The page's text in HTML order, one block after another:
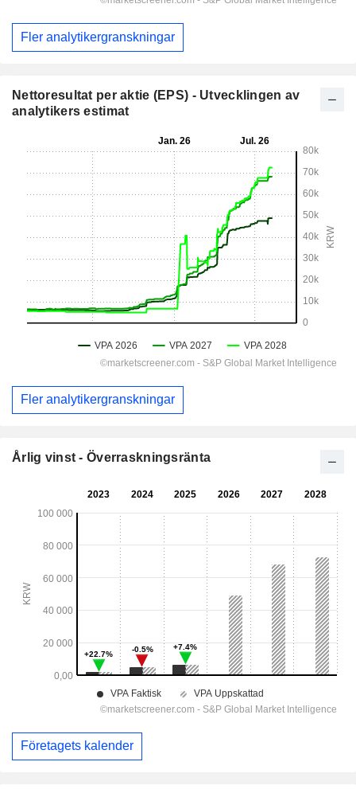
Fler analytikergranskningar
Nettoresultat per aktie (EPS) - Utvecklingen av
analytikers estimat
Fler analytikergranskningar
Årlig vinst - Överraskningsränta
Företagets kalender